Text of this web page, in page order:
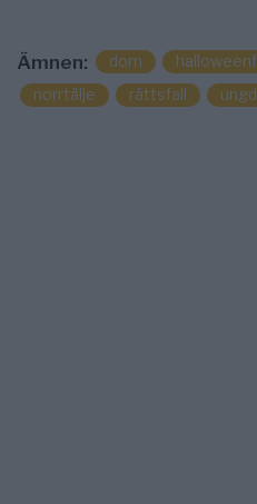
Ämnen: dom
norrtälje
rättsfall